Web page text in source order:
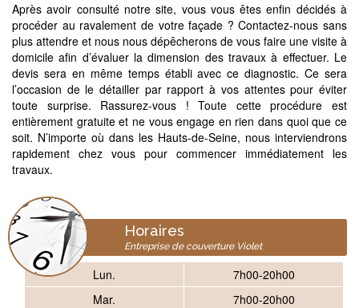
Après avoir consulté notre site, vous vous êtes enfin décidés à
procéder au ravalement de votre façade ? Contactez-nous sans
plus attendre et nous nous dépêcherons de vous faire une visite à
domicile afin d’évaluer la dimension des travaux à effectuer. Le
devis sera en même temps établi avec ce diagnostic. Ce sera
l’occasion de le détailler par rapport à vos attentes pour éviter
toute surprise. Rassurez-vous ! Toute cette procédure est
entièrement gratuite et ne vous engage en rien dans quoi que ce
soit. N’importe où dans les Hauts-de-Seine, nous interviendrons
rapidement chez vous pour commencer immédiatement les
travaux.
Horaires
Entreprise de couverture Violet
Lun.
7h00-20h00
Mar.
7h00-20h00